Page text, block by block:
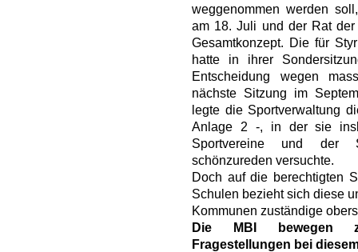
weggenommen werden
am 18. Juli und der Rat
Gesamtkonzept. Die für
hatte in ihrer
Entscheidung wegen
nächste Sitzung im
legte die Sportverwaltung
Anlage 2 -, in der sie
Sportvereine und der
schönzureden versuchte.
Doch auf die berechtigten
Schulen bezieht sich diese
Kommunen zuständige
Die MBI bewegen
Fragestellungen bei